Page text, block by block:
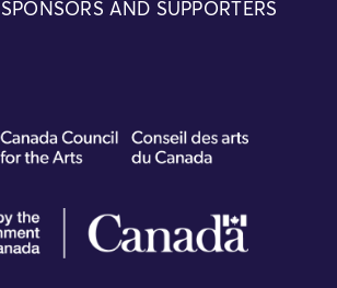
AND SUPPORTERS